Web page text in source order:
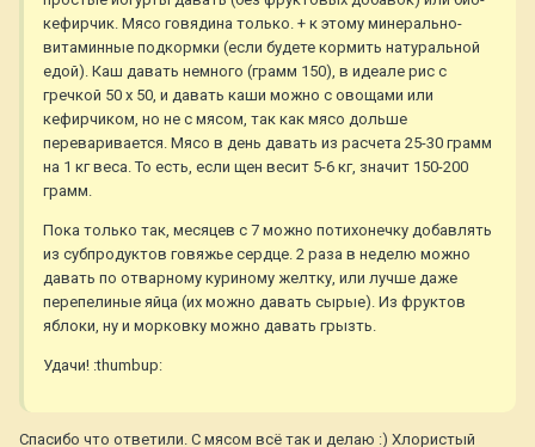
кефирчик. Мясо говядина только. + к этому минерально-
витаминные подкормки (если будете кормить натуральной
едой). Каш давать немного (грамм 150), в идеале рис с
гречкой 50 х 50, и давать каши можно с овощами или
кефирчиком, но не с мясом, так как мясо дольше
переваривается. Мясо в день давать из расчета 25-30 грамм
на 1 кг веса. То есть, если щен весит 5-6 кг, значит 150-200
грамм.
Пока только так, месяцев с 7 можно потихонечку добавлять
из субпродуктов говяжье сердце. 2 раза в неделю можно
давать по отварному куриному желтку, или лучше даже
перепелиные яйца (их можно давать сырые). Из фруктов
яблоки, ну и морковку можно давать грызть.
Удачи! :thumbup:
Спасибо что ответили. С мясом всё так и делаю :) Хлористый